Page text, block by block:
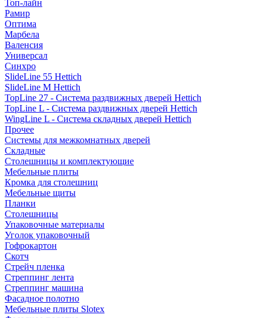
Топ-лайн
Рамир
Оптима
Марбела
Валенсия
Универсал
Синхро
SlideLine 55 Hettich
SlideLine M Hettich
TopLine 27 - Система раздвижных дверей Hettich
TopLine L - Система раздвижных дверей Hettich
WingLine L - Система складных дверей Hettich
Прочее
Системы для межкомнатных дверей
Складные
Столешницы и комплектующие
Мебельные плиты
Кромка для столешниц
Мебельные щиты
Планки
Столешницы
Упаковочные материалы
Уголок упаковочный
Гофрокартон
Скотч
Стрейч пленка
Стреппинг лента
Стреппинг машина
Фасадное полотно
Мебельные плиты Slotex